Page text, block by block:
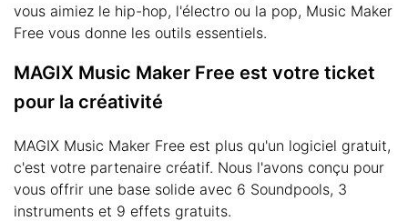
vous aimiez le hip-hop, l'électro ou la pop, Music Maker
Free vous donne les outils essentiels.
MAGIX Music Maker Free est votre ticket
pour la créativité
MAGIX Music Maker Free est plus qu'un logiciel gratuit,
c'est votre partenaire créatif. Nous l'avons conçu pour
vous offrir une base solide avec 6 Soundpools, 3
instruments et 9 effets gratuits.